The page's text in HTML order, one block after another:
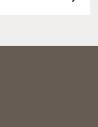
OKOK